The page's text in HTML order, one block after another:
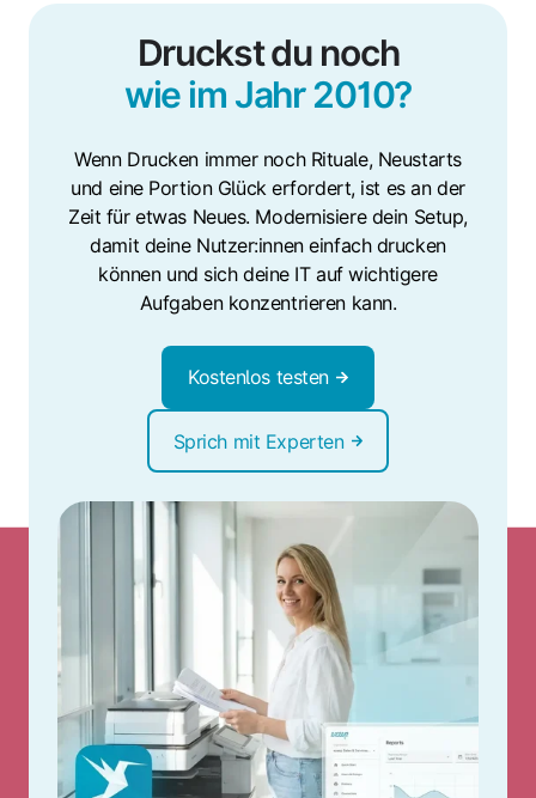
Druckst du noch
wie im Jahr 2010?
Wenn Drucken immer noch Rituale, Neustarts
und eine Portion Glück erfordert, ist es an der
Zeit für etwas Neues. Modernisiere dein Setup,
damit deine Nutzer:innen einfach drucken
können und sich deine IT auf wichtigere
Aufgaben konzentrieren kann.
Kostenlos testen
Sprich mit Experten